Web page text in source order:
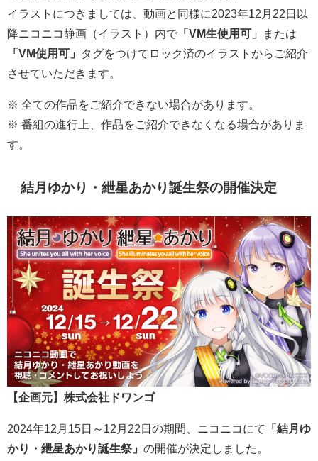
イラストにつきましては、動画と同様に2023年12月22日以
降ニコニコ静画（イラスト）内で 「VM生使用可」
または
「VM使用可」
タグをつけてロック済のイラストからご紹介
させていただきます。
※ 全ての作品をご紹介できない場合があります。
※ 番組の進行上、作品をご紹介できなくなる場合がありま
す。
結月ゆかり・紲星あかり誕生祭の開催決定
【企画元】株式会社ドワンゴ
2024年12月15日～12月22日の期間、ニコニコにて
「結月ゆ
かり・紲星あかり誕生祭」 の開催が決定しました。